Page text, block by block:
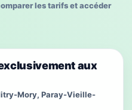
les tarifs et accéder
aux
Mory, Paray-Vieille-